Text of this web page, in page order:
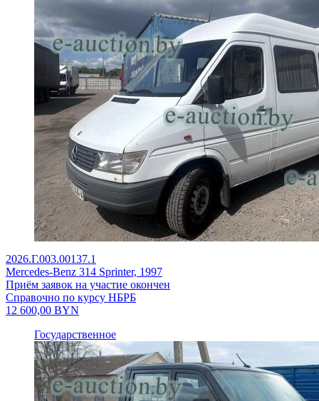
2026.Г.003.00137.1
Mercedes-Benz 314 Sprinter, 1997
Приём заявок на участие окончен
Справочно по курсу НБРБ
12 600,00 BYN
Государственное